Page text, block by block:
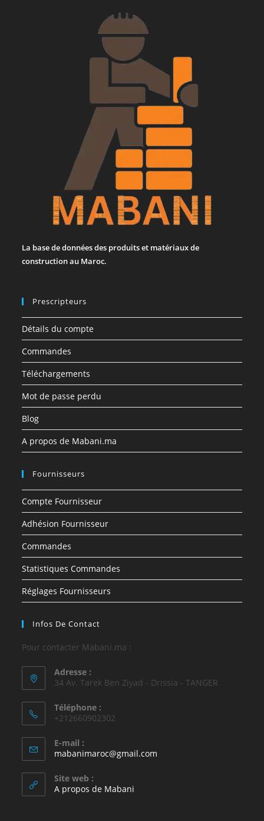
La base de données des produits et matériaux de
construction au Maroc.
Prescripteurs
Détails du compte
Commandes
Téléchargements
Mot de passe perdu
Blog
A propos de Mabani.ma
Fournisseurs
Compte Fournisseur
Adhésion Fournisseur
Commandes
Statistiques Commandes
Réglages Fournisseurs
Infos De Contact
Pour contacter Mabani.ma :
Adresse :
34 Av. Tarek Ben Ziyad - Drissia - TANGER
Téléphone :
+212660902302
E-mail :
mabanimaroc@gmail.com
Site web :
A propos de Mabani